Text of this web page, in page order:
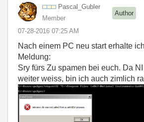
Pascal_Gubler
Member
Author
‎07-28-2016 07:25 AM
Nach einem PC neu start erhalte
Meldung:
Sry fürs Zu spamen bei euch. Da
weiter weiss, bin ich auch zimlich